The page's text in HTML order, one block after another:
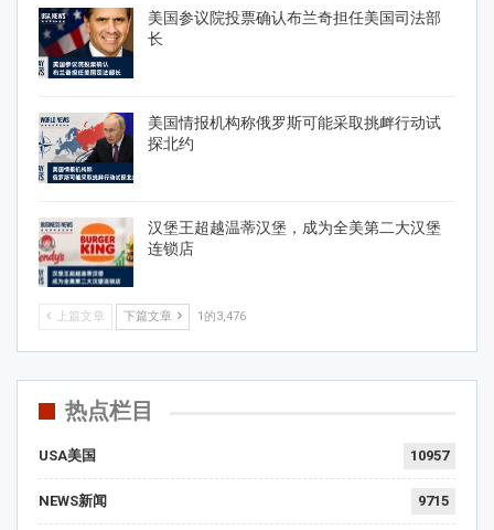
美国参议院投票确认布兰奇担任美国司法部
长
美国情报机构称俄罗斯可能采取挑衅行动试
探北约
汉堡王超越温蒂汉堡，成为全美第二大汉堡
连锁店
上篇文章 下篇文章 1的3,476
热点栏目
USA美国 10957
NEWS新闻 9715